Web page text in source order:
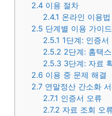
2.4 이용 절차
2.4.1 온라인 이용법
2.5 단계별 이용 가이드
2.5.1 1단계: 인증서
2.5.2 2단계: 홈택
2.5.3 3단계: 자료
2.6 이용 중 문제 해결
2.7 연말정산 간소화
2.7.1 인증서 오류
2.7.2 자료 조회 오